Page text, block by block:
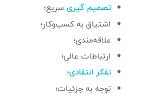
تصمیم‌ گیری سریع؛
اشتیاق به کسب‌وکار؛
علاقه‌مندی؛
ارتباطات عالی؛
تفکر انتقادی؛
توجه به جزئیات؛